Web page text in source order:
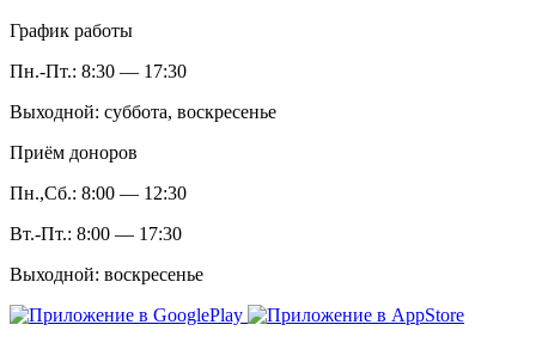
График работы
Пн.-Пт.: 8:30 — 17:30
Выходной: суббота, воскресенье
Приём доноров
Пн.,Сб.: 8:00 — 12:30
Вт.-Пт.: 8:00 — 17:30
Выходной: воскресенье